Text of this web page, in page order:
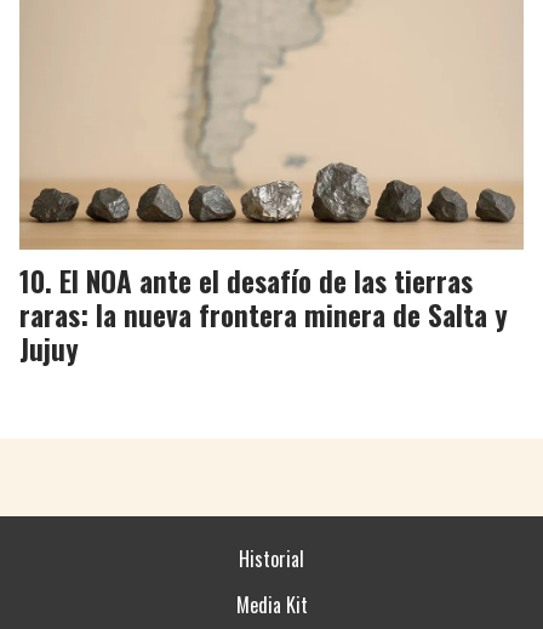
El NOA ante el desafío de las tierras
raras: la nueva frontera minera de Salta y
Jujuy
Historial
Media Kit